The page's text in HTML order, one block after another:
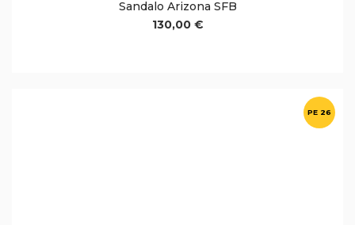
Sandalo Arizona SFB
130,00 €
PE 26